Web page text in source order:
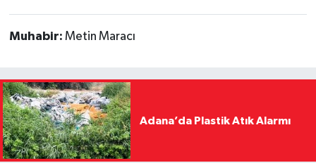
Muhabir: Metin Maracı
Adana’da Plastik Atık Alarmı